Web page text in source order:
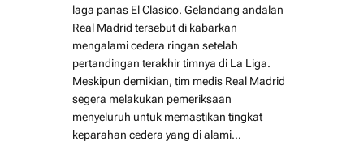
laga panas El Clasico. Gelandang andalan
Real Madrid tersebut di kabarkan
mengalami cedera ringan setelah
pertandingan terakhir timnya di La Liga.
Meskipun demikian, tim medis Real Madrid
segera melakukan pemeriksaan
menyeluruh untuk memastikan tingkat
keparahan cedera yang di alami…